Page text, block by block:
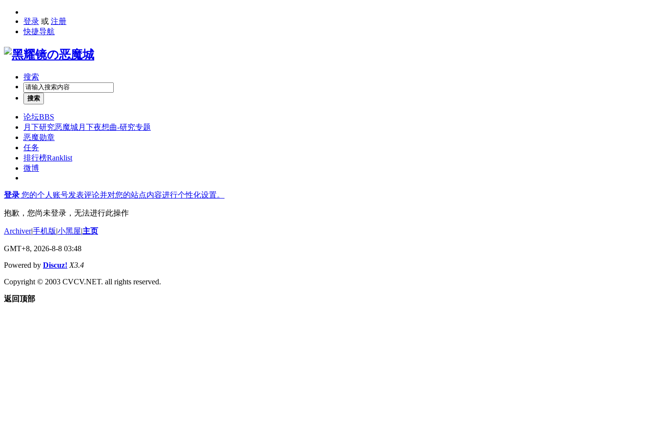
登录 或 注册
快捷导航
搜索
搜索
论坛BBS
月下研究恶魔城月下夜想曲-研究专题
恶魔勋章
任务
排行榜Ranklist
微博
登录 您的个人账号发表评论并对您的站点内容进行个性化设置。
抱歉，您尚未登录，无法进行此操作
Archiver|手机版|小黑屋|主页
GMT+8, 2026-8-8 03:48
Powered by Discuz! X3.4
Copyright © 2003 CVCV.NET. all rights reserved.
返回顶部